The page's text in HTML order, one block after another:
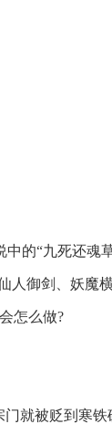
的“九死还魂草
人御剑、妖魔
怎么做?
就被贬到寒